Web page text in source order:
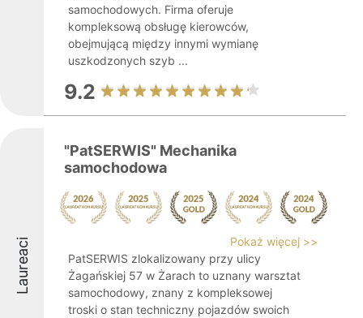
samochodowych. Firma oferuje
kompleksową obsługę kierowców,
obejmującą między innymi wymianę
uszkodzonych szyb ...
9.2
Laureaci
"PatSERWIS" Mechanika
samochodowa
Pokaż więcej >>
PatSERWIS zlokalizowany przy ulicy
Żagańskiej 57 w Żarach to uznany warsztat
samochodowy, znany z kompleksowej
troski o stan techniczny pojazdów swoich